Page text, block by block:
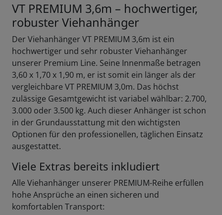
VT PREMIUM 3,6m – hochwertiger,
robuster Vieh­anhänger
Der Viehanhänger VT PREMIUM 3,6m ist ein
hochwertiger und sehr robuster Viehanhänger
unserer Premium Line. Seine Innenmaße betragen
3,60 x 1,70 x 1,90 m, er ist somit ein länger als der
vergleichbare VT PREMIUM 3,0m. Das höchst
zulässige Gesamtgewicht ist variabel wählbar: 2.700,
3.000 oder 3.500 kg. Auch dieser Anhänger ist schon
in der Grundausstattung mit den wichtigsten
Optionen für den professionellen, täglichen Einsatz
ausgestattet.
Viele Extras bereits inkludiert
Alle Viehanhänger unserer PREMIUM-Reihe erfüllen
hohe Ansprüche an einen sicheren und
komfortablen Transport: